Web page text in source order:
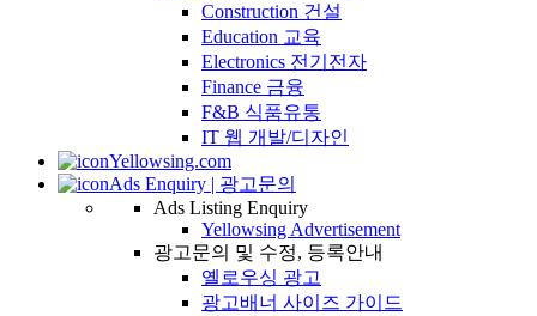
Construction 건설
Education 교육
Electronics 전기전자
Finance 금융
F&B 식품유통
IT 웹 개발/디자인
Yellowsing.com
Ads Enquiry | 광고문의
Ads Listing Enquiry
Yellowsing Advertisement
광고문의 및 수정, 등록안내
옐로우싱 광고
광고배너 사이즈 가이드